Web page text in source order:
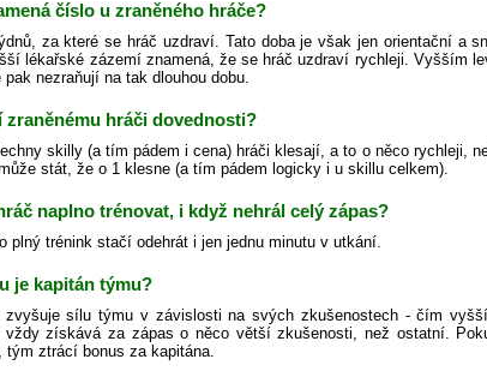
číslo u zraněného hráče?
za které se hráč uzdraví. Tato doba je však jen orientační a
lékařské zázemí znamená, že se hráč uzdraví rychleji. Vyšším
pak nezraňují na tak dlouhou dobu.
zraněnému hráči dovednosti?
skilly (a tím pádem i cena) hráči klesají, a to o něco rychleji,
stát, že o 1 klesne (a tím pádem logicky i u skillu celkem).
naplno trénovat, i když nehrál celý zápas?
plný trénink stačí odehrát i jen jednu minutu v utkání.
je kapitán týmu?
zvyšuje sílu týmu v závislosti na svých zkušenostech - čím
vždy získává za zápas o něco větší zkušenosti, než ostatní.
tým ztrácí bonus za kapitána.